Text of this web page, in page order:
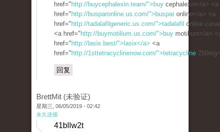
href=" http://buycephalexin.team/">buy cephalexin</a> <a
href=" http://busparonline.us.com/">buspar online</a> <a
href=" http://tadalafilgeneric.us.com/">tadalafil online
<a href=" http://buymotilium.us.com/">buy motilium</a>
href=" http://lasix.best/">lasix</a> <a
href=" http://1sttetracyclinenow.com/">tetracycline
回复
BrettMit (未验证)
星期三, 06/05/2019 - 02:42
永久连接
41bllw2t